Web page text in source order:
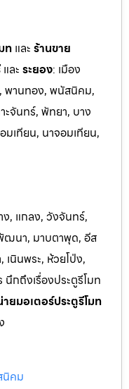
ท และ ร้านขาย
และ ระยอง: เมือง
พานทอง, พนัสนิคม,
ะจันทร์, พัทยา, บาง
เทียน, นาจอมเทียน,
ง, แกลง, วังจันทร์,
ฒนา, มาบตาพุด, อีส
นินพระ, ห้วยโป่ง,
นึกถึงเรื่องประตูรีโมท
ยมอเตอร์ประตูรีโมท
นิคม